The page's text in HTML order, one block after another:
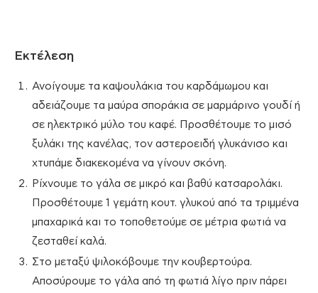
Εκτέλεση
Ανοίγουμε τα καψουλάκια του καρδάμωμου και
αδειάζουμε τα μαύρα σποράκια σε μαρμάρινο γουδί ή
σε ηλεκτρικό μύλο του καφέ. Προσθέτουμε το μισό
ξυλάκι της κανέλας, τον αστεροειδή γλυκάνισο και
χτυπάμε διακεκομένα να γίνουν σκόνη.
Ρίχνουμε το γάλα σε μικρό και βαθύ κατσαρολάκι.
Προσθέτουμε 1 γεμάτη κουτ. γλυκού από τα τριμμένα
μπαχαρικά και το τοποθετούμε σε μέτρια φωτιά να
ζεσταθεί καλά.
Στο μεταξύ ψιλοκόβουμε την κουβερτούρα.
Αποσύρουμε το γάλα από τη φωτιά λίγο πριν πάρει